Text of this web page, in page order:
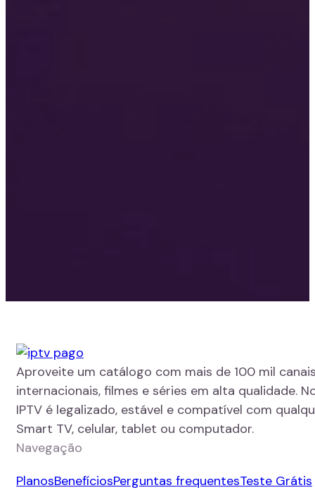
Aproveite um catálogo com mais de 100 mil
internacionais, filmes e séries em alta qualidade.
IPTV é legalizado, estável e compatível com
Smart TV, celular, tablet ou computador.
Navegação
PlanosBenefíciosPerguntas frequentesTeste Grátis